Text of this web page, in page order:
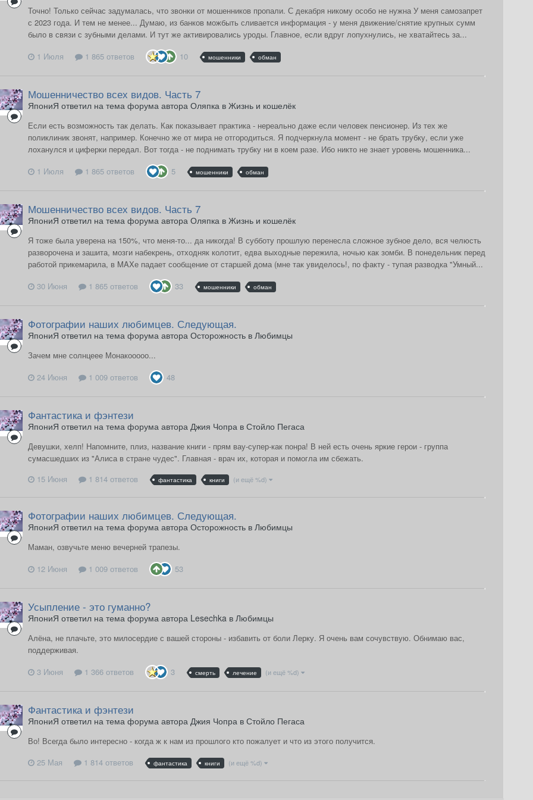
Точно! Только сейчас задумалась, что звонки от мошенников пропали. С декабря никому особо не нужна У меня самозапрет
с 2023 года. И тем не менее... Думаю, из банков можбыть сливается информация - у меня движение/снятие крупных сумм
было в связи с зубными делами. И тут же активировались уроды. Главное, если вдруг лопухнулись, не хватайтесь за...
1 Июля
1 865 ответов 10 мошенники обман
Мошенничество всех видов. Часть 7
ЯпониЯ ответил на тема форума автора Оляпка в Жизнь и кошелёк
Если есть возможность так делать. Как показывает практика - нереально даже если человек пенсионер. Из тех же
поликлиник звонят, например. Конечно же от мира не отгородиться. Я подчеркнула момент - не брать трубку, если уже
лоханулся и циферки передал. Вот тогда - не поднимать трубку ни в коем разе. Ибо никто не знает уровень мошенника...
1 Июля
1 865 ответов 5 мошенники обман
Мошенничество всех видов. Часть 7
ЯпониЯ ответил на тема форума автора Оляпка в Жизнь и кошелёк
Я тоже была уверена на 150%, что меня-то... да никогда! В субботу прошлую перенесла сложное зубное дело, вся челюсть
разворочена и зашита, мозги набекрень, отходняк колотит, едва выходные пережила, ночью как зомби. В понедельник перед
работой прикемарила, в MAXе падает сообщение от старшей дома (мне так увиделось!, по факту - тупая разводка "Умный...
30 Июня
1 865 ответов 33 мошенники обман
Фотографии наших любимцев. Следующая.
ЯпониЯ ответил на тема форума автора Осторожность в Любимцы
Зачем мне солнцеее Монакооооо...
24 Июня
1 009 ответов 48
Фантастика и фэнтези
ЯпониЯ ответил на тема форума автора Джия Чопра в Стойло Пегаса
Девушки, хелп! Напомните, плиз, название книги - прям вау-супер-как понра! В ней есть очень яркие герои - группа
сумасшедших из "Алиса в стране чудес". Главная - врач их, которая и помогла им сбежать.
15 Июня
1 814 ответов фантастика книги (и ещё %d)
Фотографии наших любимцев. Следующая.
ЯпониЯ ответил на тема форума автора Осторожность в Любимцы
Маман, озвучьте меню вечерней трапезы.
12 Июня
1 009 ответов 53
Усыпление - это гуманно?
ЯпониЯ ответил на тема форума автора Lesechka в Любимцы
Алёна, не плачьте, это милосердие с вашей стороны - избавить от боли Лерку. Я очень вам сочувствую. Обнимаю вас,
поддерживая.
3 Июня
1 366 ответов 3 смерть лечение (и ещё %d)
Фантастика и фэнтези
ЯпониЯ ответил на тема форума автора Джия Чопра в Стойло Пегаса
Во! Всегда было интересно - когда ж к нам из прошлого кто пожалует и что из этого получится.
25 Мая
1 814 ответов фантастика книги (и ещё %d)